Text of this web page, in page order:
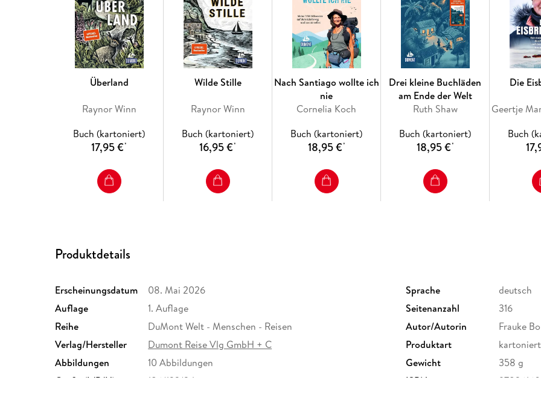
Überland
Raynor Winn
Buch (kartoniert)
17,95 €*
Wilde Stille
Raynor Winn
Buch (kartoniert)
16,95 €*
Nach Santiago wollte ich
nie
Cornelia Koch
Buch (kartoniert)
18,95 €*
Drei kleine Buchläden
am Ende der Welt
Ruth Shaw
Buch (kartoniert)
18,95 €*
Die
Buch
Produktdetails
Erscheinungsdatum 08. Mai 2026 Sprache
deutsch
Auflage
1. Auflage Seitenanzahl
316
Reihe
DuMont Welt - Menschen - Reisen Autor/Autorin
Frauke
Verlag/Hersteller
Dumont Reise Vlg GmbH + C Produktart
kartoniert
Abbildungen
10 Abbildungen Gewicht
358 g
Größe (L/B/H)
186/123/24 mm ISBN